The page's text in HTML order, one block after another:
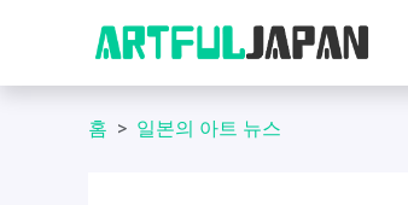
홈 일본의 아트 뉴스